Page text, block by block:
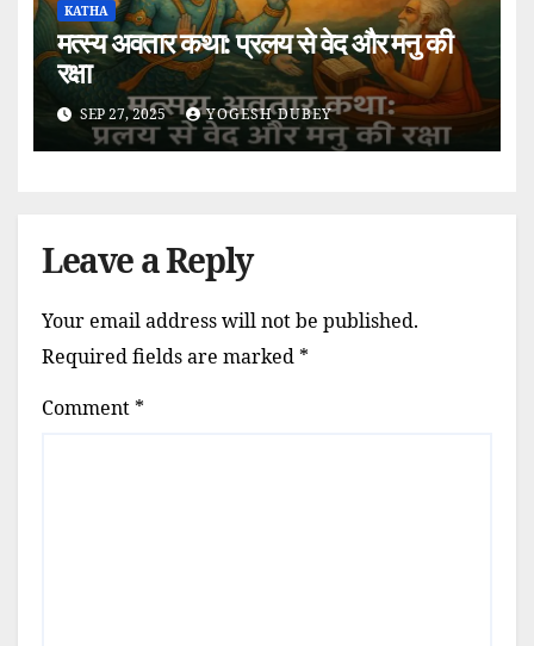
KATHA
मत्स्य अवतार कथा: प्रलय से वेद और मनु की
रक्षा
SEP 27, 2025 YOGESH DUBEY
Leave a Reply
Your email address will not be published.
Required fields are marked *
Comment *